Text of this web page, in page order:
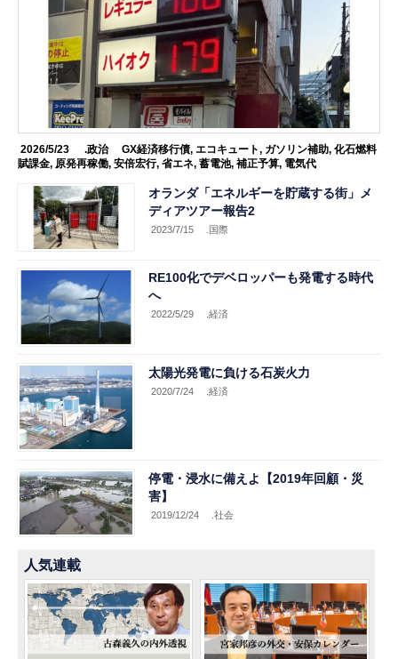
2026/5/23 .政治 GX経済移行債, エコキュート, ガソリン補助, 化石燃料
賦課金, 原発再稼働,安倍宏行,省エネ,蓄電池,補正予算, 電気代
オランダ「エネルギーを貯蔵する街」メ
ディアツアー報告2
2023/7/15 .国際
RE100化でデベロッパーも発電する時代
へ
2022/5/29 .経済
太陽光発電に負ける石炭火力
2020/7/24 .経済
停電・浸水に備えよ【2019年回顧・災
害】
2019/12/24 .社会
人気連載